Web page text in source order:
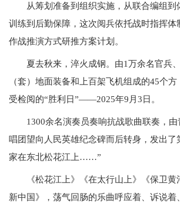
从筹划准备到组织实施，从联合编组到
训练到后勤保障，这次阅兵依托战时指挥体
作战推演方式研推方案计划。
夏去秋来，淬火成钢。由1万余名官兵、
（套）地面装备和上百架飞机组成的45个
受检阅的“胜利日”——2025年9月3日。
1300余名演奏员奏响抗战歌曲联奏，由
唱团望向人民英雄纪念碑而后转身，发出了
家在东北松花江上……”
《松花江上》《在太行山上》《保卫黄
新中国》，荡气回肠的乐曲呼应着、诉说着